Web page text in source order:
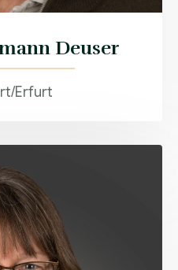
Deuser
Erfurt